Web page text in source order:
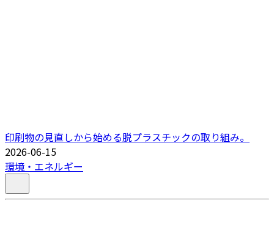
印刷物の見直しから始める脱プラスチックの取り組み。
2026-06-15
環境・エネルギー